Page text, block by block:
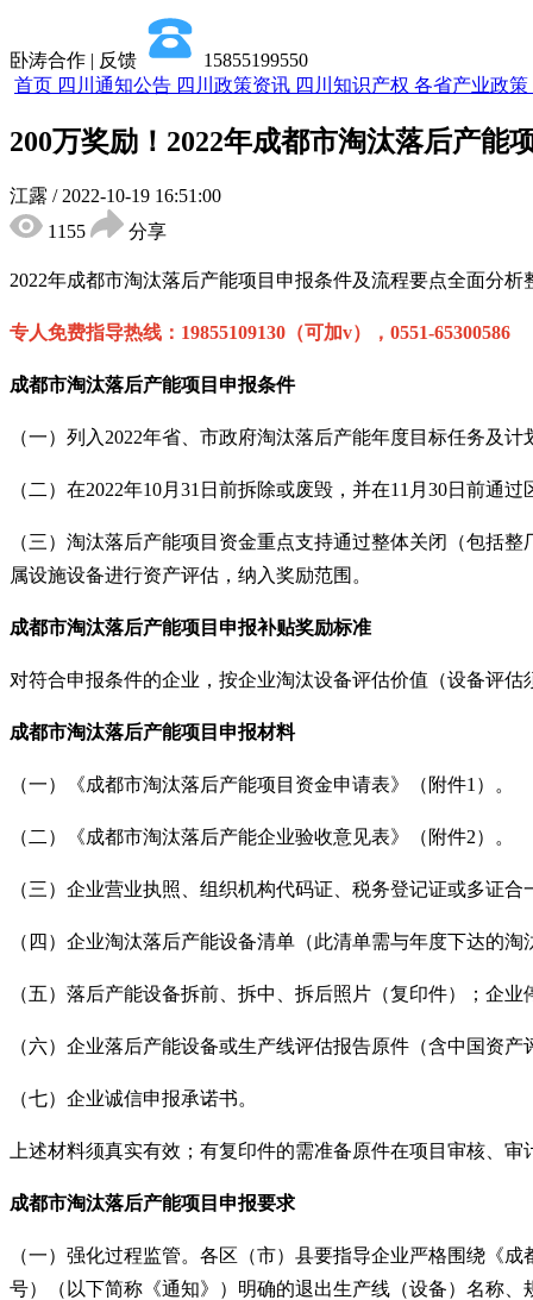
卧涛合作 | 反馈
15855199550
首页 四川通知公告 四川政策资讯 四川知识产权 各省产业政策
200万奖励！2022年成都市淘汰落后产能
江露 / 2022-10-19 16:51:00
1155
分享
2022年成都市淘汰落后产能项目申报条件及流程要点全面分
专人免费指导热线：19855109130（可加v），0551-65300586
成都市淘汰落后产能项目申报条件
（一）列入2022年省、市政府淘汰落后产能年度目标任务及
（二）在2022年10月31日前拆除或废毁，并在11月30日前通
（三）淘汰落后产能项目资金重点支持通过整体关闭（包括
属设施设备进行资产评估，纳入奖励范围。
成都市淘汰落后产能项目申报补贴奖励标准
对符合申报条件的企业，按企业淘汰设备评估价值（设备评
成都市淘汰落后产能项目申报材料
（一）《成都市淘汰落后产能项目资金申请表》（附件1）。
（二）《成都市淘汰落后产能企业验收意见表》（附件2）。
（三）企业营业执照、组织机构代码证、税务登记证或多证
（四）企业淘汰落后产能设备清单（此清单需与年度下达的
（五）落后产能设备拆前、拆中、拆后照片（复印件）；企
（六）企业落后产能设备或生产线评估报告原件（含中国资
（七）企业诚信申报承诺书。
上述材料须真实有效；有复印件的需准备原件在项目审核、审
成都市淘汰落后产能项目申报要求
（一）强化过程监管。各区（市）县要指导企业严格围绕《
号）（以下简称《通知》）明确的退出生产线（设备）名称